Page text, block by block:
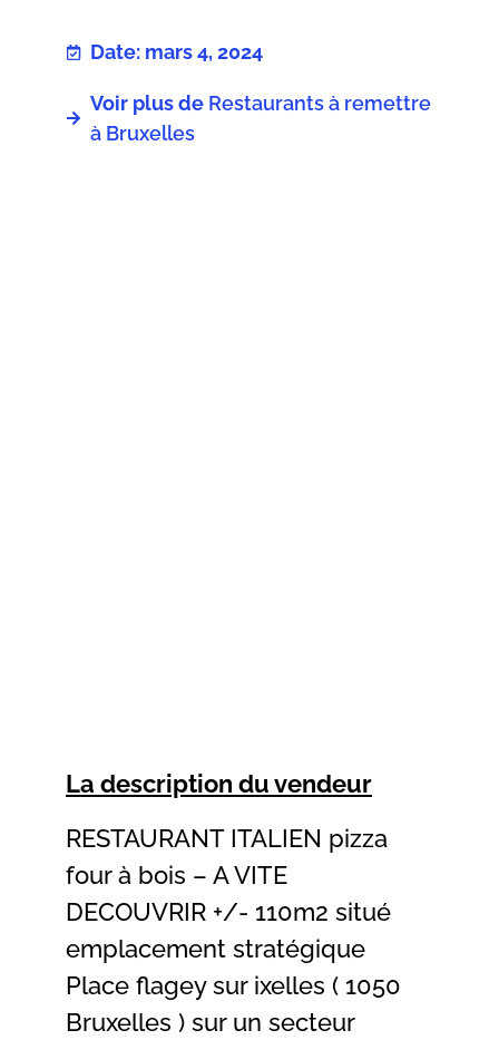
Date: mars 4, 2024
Voir plus de Restaurants à remettre
à Bruxelles
La description du vendeur
RESTAURANT ITALIEN pizza
four à bois – A VITE
DECOUVRIR +/- 110m2 situé
emplacement stratégique
Place flagey sur ixelles ( 1050
Bruxelles ) sur un secteur